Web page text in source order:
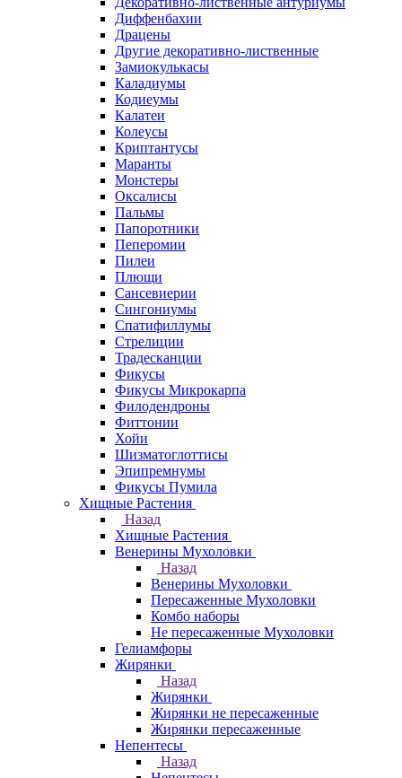
Диффенбахии
Драцены
Другие декоративно-лиственные
Замиокулькасы
Каладиумы
Кодиеумы
Калатеи
Колеусы
Криптантусы
Маранты
Монстеры
Оксалисы
Пальмы
Папоротники
Пеперомии
Пилеи
Плющи
Сансевиерии
Сингониумы
Спатифиллумы
Стрелиции
Традесканции
Фикусы
Фикусы Микрокарпа
Филодендроны
Фиттонии
Хойи
Шизматоглоттисы
Эпипремнумы
Фикусы Пумила
Хищные Растения
Назад
Хищные Растения
Венерины Мухоловки
Назад
Венерины Мухоловки
Пересаженные Мухоловки
Комбо наборы
Не пересаженные Мухоловки
Гелиамфоры
Жирянки
Назад
Жирянки
Жирянки не пересаженные
Жирянки пересаженные
Непентесы
Назад